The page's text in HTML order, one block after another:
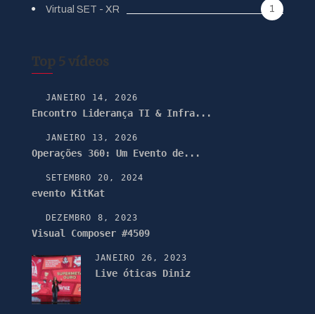
Virtual SET - XR 1
Top 5 vídeos
JANEIRO 14, 2026
Encontro Liderança TI & Infra...
JANEIRO 13, 2026
Operações 360: Um Evento de...
SETEMBRO 20, 2024
evento KitKat
DEZEMBRO 8, 2023
Visual Composer #4509
JANEIRO 26, 2023
Live óticas Diniz